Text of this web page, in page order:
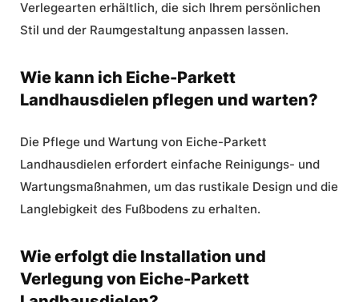
Verlegearten erhältlich, die sich Ihrem persönlichen
Stil und der Raumgestaltung anpassen lassen.
Wie kann ich Eiche-Parkett
Landhausdielen pflegen und warten?
Die Pflege und Wartung von Eiche-Parkett
Landhausdielen erfordert einfache Reinigungs- und
Wartungsmaßnahmen, um das rustikale Design und die
Langlebigkeit des Fußbodens zu erhalten.
Wie erfolgt die Installation und
Verlegung von Eiche-Parkett